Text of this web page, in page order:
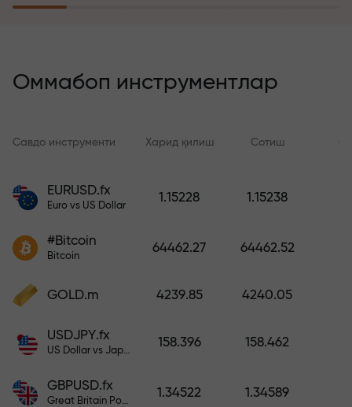
саёҳатга эга бўлади
йўқотишларингизни қоплайди ва
6 ой ичида фойдани уч баравар
капиталингиз ҳимояланган!
Ҳисобни тўлдиринг ва
катта бонус олинг. X1000 хато
эмас. Депозит қанча катта
Оммабоп инструментлар
Савдо инструменти Харид қилиш Сотиш
EURUSD.fx
Euro vs US Dollar
1.15228 1.15238
#Bitcoin
Bitcoin
64462.27 64462.52
GOLD.m 4239.85 4240.05
USDJPY.fx
US Dollar vs Japanese Yen
158.396 158.462
GBPUSD.fx
Great Britain Pound vs US Dollar
1.34522 1.34589